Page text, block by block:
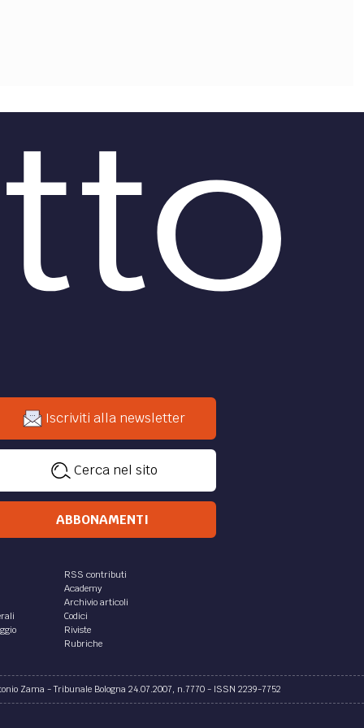
Iscriviti alla newsletter
Cerca nel sito
ABBONAMENTI
RSS contributi
Academy
Archivio articoli
Codici
Riviste
Rubriche
Zama - Tribunale Bologna 24.07.2007, n.7770 - ISSN 2239-7752